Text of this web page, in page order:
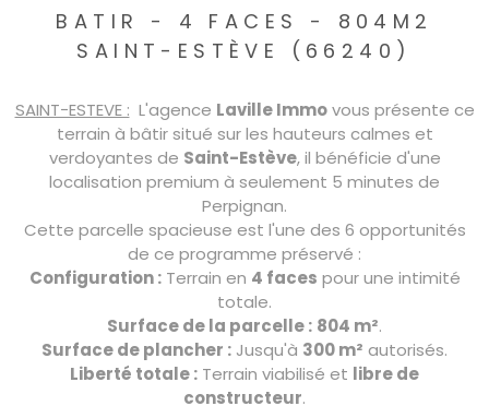
BATIR - 4 FACES - 804M2
SAINT-ESTÈVE (66240)
SAINT−ESTEVE : L'agence Laville Immovous présente ce
terrain à bâtir situé sur les hauteurs calmes et
verdoyantes de Saint-Estève, il bénéficie d'une
localisation premium à seulement 5 minutes de
Perpignan.
Cette parcelle spacieuse est l'une des 6 opportunités
de ce programme préservé :
Configuration :Terrain en 4 faces pour une intimité
totale.
Surface de la parcelle : 804 m².
Surface de plancher : Jusqu'à 300 m² autorisés.
Liberté totale : Terrain viabilisé et libre de
constructeur.